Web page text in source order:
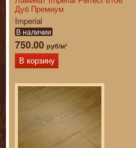
Дуб Премиум
Imperial
В наличии
750.00 руб/м²
В корзину